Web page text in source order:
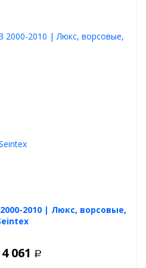
2010 | Люкс, ворсовые,
4 061 Р